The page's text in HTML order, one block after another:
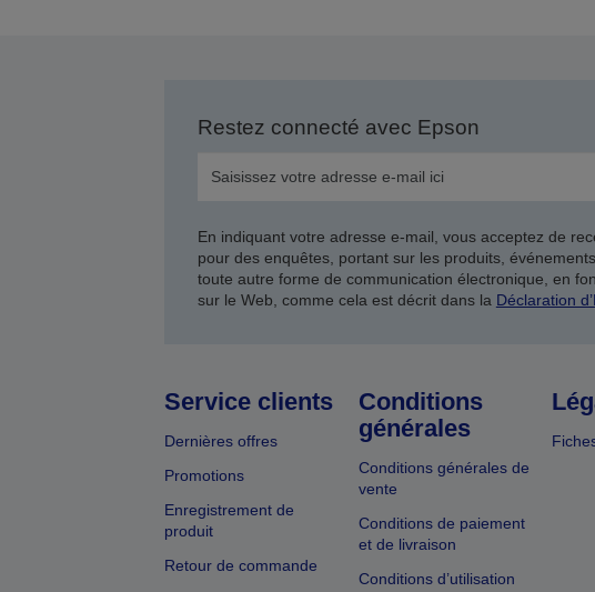
Restez connecté avec Epson
En indiquant votre adresse e-mail, vous acceptez de
pour des enquêtes, portant sur les produits,
toute autre forme de communication électronique, en
sur le Web, comme cela est décrit dans la Déclaration
Service clients
Dernières offres
Promotions
Enregistrement de
produit
Retour de commande
Conditions
générales
Conditions générales de
vente
Conditions de paiement
et de livraison
Conditions d’utilisation